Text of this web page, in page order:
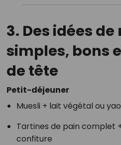
3. Des idées
simples, bons
de tête
Petit-déjeuner
Muesli + lait végétal ou
Tartines de pain complet
confiture